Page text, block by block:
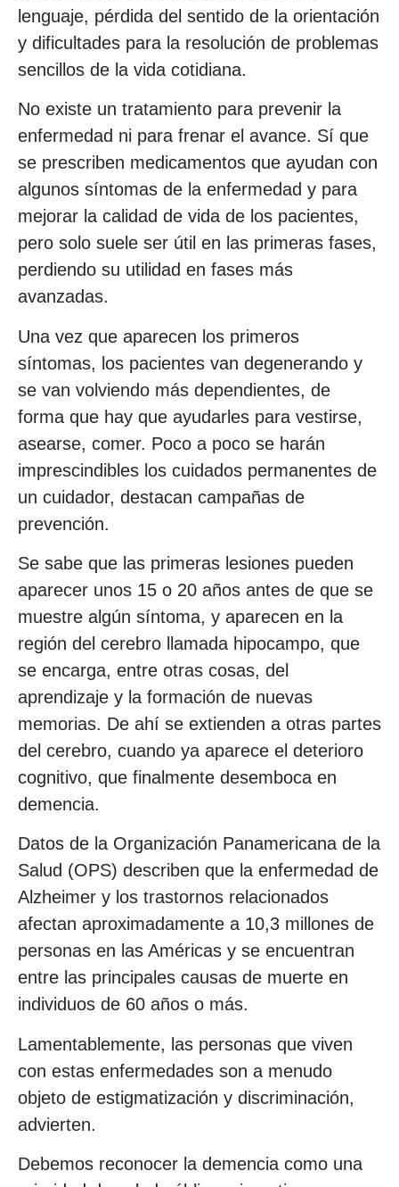
lenguaje, pérdida del sentido de la orientación
y dificultades para la resolución de problemas
sencillos de la vida cotidiana.
No existe un tratamiento para prevenir la
enfermedad ni para frenar el avance. Sí que
se prescriben medicamentos que ayudan con
algunos síntomas de la enfermedad y para
mejorar la calidad de vida de los pacientes,
pero solo suele ser útil en las primeras fases,
perdiendo su utilidad en fases más
avanzadas.
Una vez que aparecen los primeros
síntomas, los pacientes van degenerando y
se van volviendo más dependientes, de
forma que hay que ayudarles para vestirse,
asearse, comer. Poco a poco se harán
imprescindibles los cuidados permanentes de
un cuidador, destacan campañas de
prevención.
Se sabe que las primeras lesiones pueden
aparecer unos 15 o 20 años antes de que se
muestre algún síntoma, y aparecen en la
región del cerebro llamada hipocampo, que
se encarga, entre otras cosas, del
aprendizaje y la formación de nuevas
memorias. De ahí se extienden a otras partes
del cerebro, cuando ya aparece el deterioro
cognitivo, que finalmente desemboca en
demencia.
Datos de la Organización Panamericana de la
Salud (OPS) describen que la enfermedad de
Alzheimer y los trastornos relacionados
afectan aproximadamente a 10,3 millones de
personas en las Américas y se encuentran
entre las principales causas de muerte en
individuos de 60 años o más.
Lamentablemente, las personas que viven
con estas enfermedades son a menudo
objeto de estigmatización y discriminación,
advierten.
Debemos reconocer la demencia como una